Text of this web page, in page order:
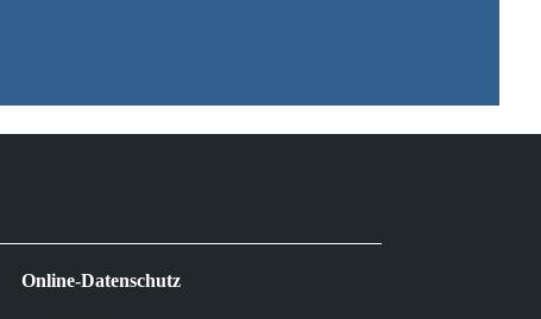
Online-Datenschutz